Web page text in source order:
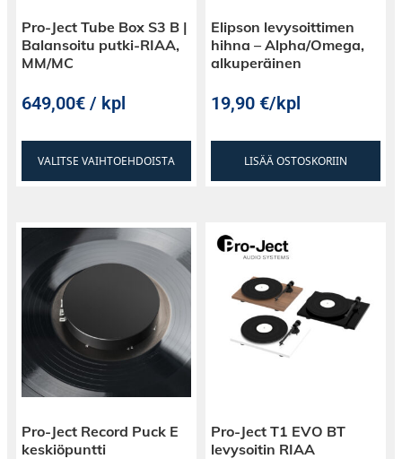
Pro‑Ject Tube Box S3 B |
Balansoitu putki‑RIAA,
MM/MC
649,00€ / kpl
VALITSE VAIHTOEHDOISTA
Elipson levysoittimen
hihna – Alpha/Omega,
alkuperäinen
19,90€/kpl
LISÄÄ OSTOSKORIIN
Pro-Ject Record Puck E
keskiöpuntti
Pro-Ject T1 EVO BT
levysoitin RIAA